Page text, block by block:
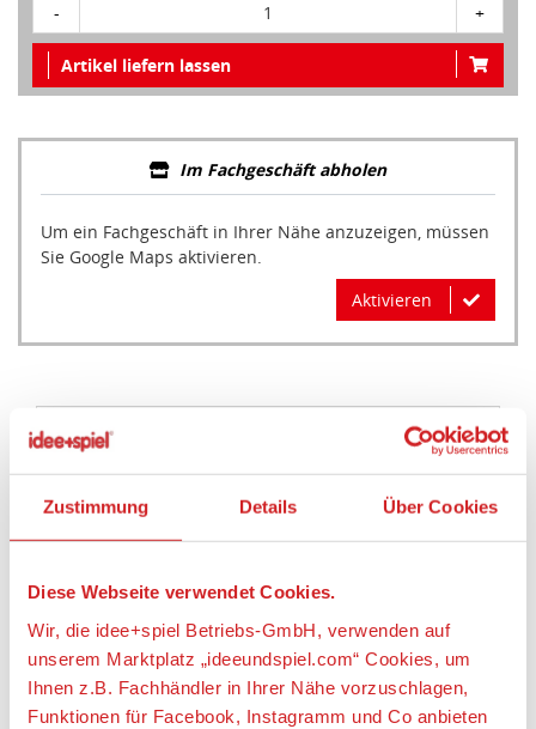
Zustimmung Details Über Cookies
Diese Webseite verwendet Cookies.
Wir, die idee+spiel Betriebs-GmbH, verwenden auf
unserem Marktplatz „ideeundspiel.com“ Cookies, um
Ihnen z.B. Fachhändler in Ihrer Nähe vorzuschlagen,
Funktionen für Facebook, Instagramm und Co anbieten
- 1 +
Artikel liefern lassen
Im Fachgeschäft abholen
Um ein Fachgeschäft in Ihrer Nähe anzuzeigen, müssen
Sie Google Maps aktivieren.
Aktivieren
Artikeldetails
DEPESCHE 11764 Wichtelanhänger in kleiner Box,
sortiert
Zufallsprinzip, eine Vorauswahl ist leider nicht
möglich.
Passen immer auf: Die kleinen Wichtelanhänger sind